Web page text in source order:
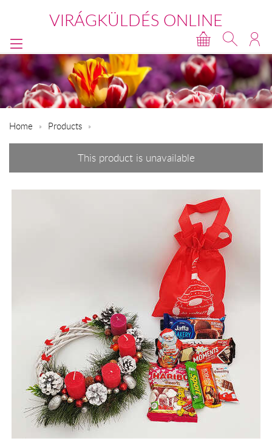
VIRÁGKÜLDÉS ONLINE
Home Products
This product is unavailable